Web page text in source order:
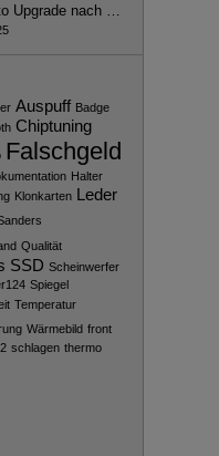
Upgrade nach der ameridan-
Auspuff Badge
Chiptuning
Falschgeld
Halter
Klonkarten Leder
Qualität
SSD Scheinwerfer
Spiegel
Temperatur
Wärmebild front
schlagen thermo